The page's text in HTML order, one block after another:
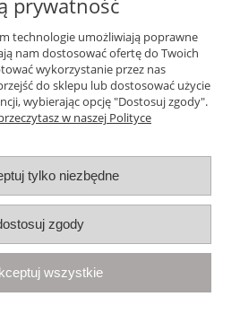
Więcej opinii
Pomoc
Moje konto
i dostawa
Informacje
O nas
8, 86-010 Samociążek, woj. kujawsko-
prywatność
technologie umożliwiają poprawne
nam dostosować ofertę do Twoich
wykorzystanie przez nas
do sklepu lub dostosować użycie
wybierając opcję "Dostosuj zgody".
w naszej Polityce
tylko niezbędne
zgody
wszystkie